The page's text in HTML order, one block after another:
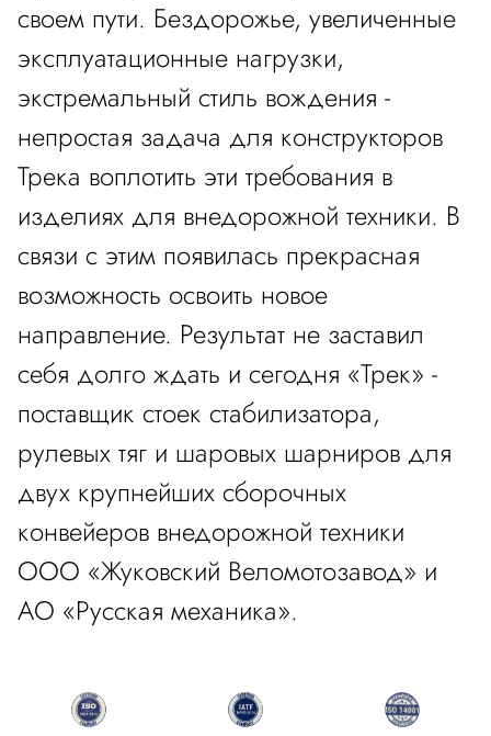
своем пути. Бездорожье, увеличенные
эксплуатационные нагрузки,
экстремальный стиль вождения -
непростая задача для конструкторов
Трека воплотить эти требования в
изделиях для внедорожной техники. В
связи с этим появилась прекрасная
возможность освоить новое
направление. Результат не заставил
себя долго ждать и сегодня «Трек» -
поставщик стоек стабилизатора,
рулевых тяг и шаровых шарниров для
двух крупнейших сборочных
конвейеров внедорожной техники
ООО «Жуковский Веломотозавод» и
АО «Русская механика».